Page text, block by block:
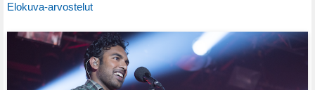
Elokuva-arvostelut